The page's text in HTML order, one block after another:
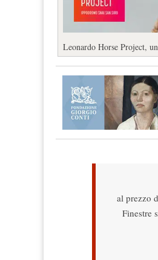
Leonardo Horse Project,
al prezzo
Finestre